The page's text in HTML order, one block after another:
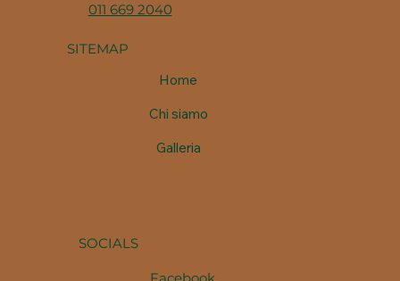
011 669 2040
SITEMAP
Home
Chi siamo
Galleria
SOCIALS